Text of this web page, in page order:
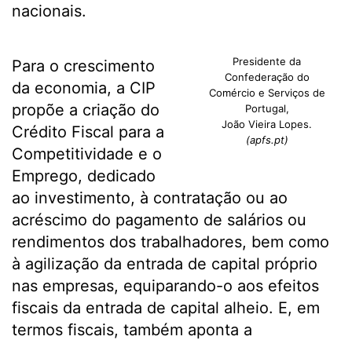
nacionais.
Presidente da
Confederação do
Comércio e Serviços de
Portugal,
João Vieira Lopes.
(apfs.pt)
Para o crescimento
da economia, a CIP
propõe a criação do
Crédito Fiscal para a
Competitividade e o
Emprego, dedicado
ao investimento, à contratação ou ao
acréscimo do pagamento de salários ou
rendimentos dos trabalhadores, bem como
à agilização da entrada de capital próprio
nas empresas, equiparando-o aos efeitos
fiscais da entrada de capital alheio. E, em
termos fiscais, também aponta a